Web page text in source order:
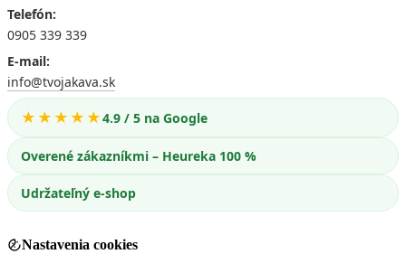
Telefón:
0905 339 339
E-mail:
info@tvojakava.sk
★★★★★4.9 / 5 na Google
Overené zákazníkmi – Heureka 100 %
Udržateľný e-shop
Nastavenia cookies